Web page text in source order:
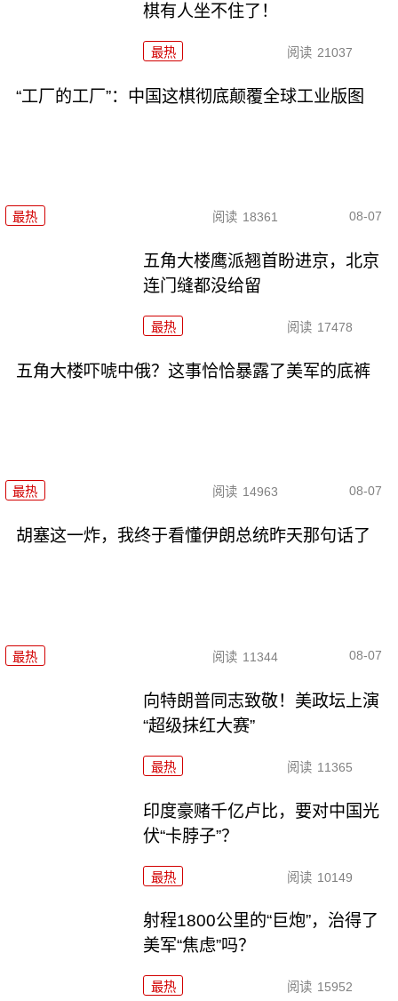
棋有人坐不住了！
最热 阅读 21037
“工厂的工厂”：中国这棋彻底颠覆全球工业版图
最热 阅读 18361 08-07
五角大楼鹰派翘首盼进京，北京
连门缝都没给留
最热 阅读 17478
五角大楼吓唬中俄？这事恰恰暴露了美军的底裤
最热 阅读 14963 08-07
胡塞这一炸，我终于看懂伊朗总统昨天那句话了
最热 阅读 11344 08-07
向特朗普同志致敬！美政坛上演
“超级抹红大赛”
最热 阅读 11365
印度豪赌千亿卢比，要对中国光
伏“卡脖子”？
最热 阅读 10149
射程1800公里的“巨炮”，治得了
美军“焦虑”吗？
最热 阅读 15952